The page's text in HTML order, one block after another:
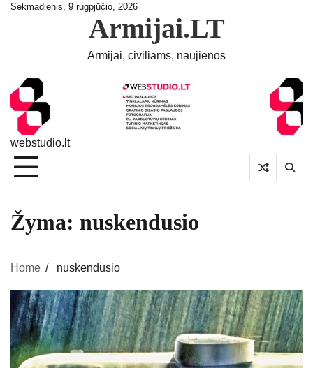
SkipSekmadienis, 9 rugpjūčio, 2026
Armijai.LT
Armijai, civiliams, naujienos
webstudio.lt
Žyma: nuskendusio
Home nuskendusio